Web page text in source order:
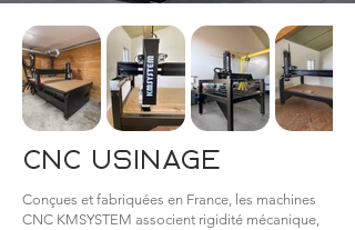
CNC Usinage
Conçues et fabriquées en France, les machines
CNC KMSYSTEM associent rigidité mécanique,